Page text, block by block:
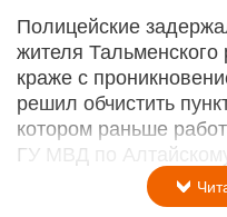
Полицейские
жителя
краже с
решил обчистить
котором раньше
ГУ МВД по